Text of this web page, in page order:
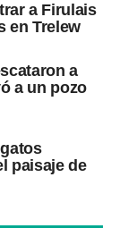
a Firulais
en Trelew
a
a un pozo
paisaje de